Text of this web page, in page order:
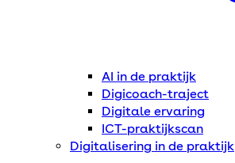
AI in de praktijk
Digicoach-traject
Digitale ervaring
ICT-praktijkscan
Digitalisering in de praktijk